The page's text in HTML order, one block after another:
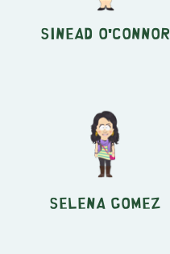
Sinead O'Connor
Selena Gomez